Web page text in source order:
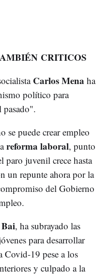
CRITICOS
Carlos Mena ha
político para
pasado".
se puede crear empleo
reforma laboral, punto
paro juvenil crece hasta
un repunte ahora por la
del Gobierno
, ha subrayado las
para desarrollar
Covid-19 pese a los
y culpado a la